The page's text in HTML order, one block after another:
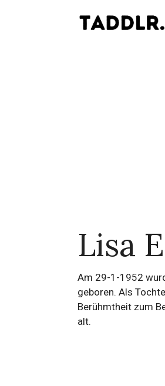
Lisa
Am 29-1-1952
geboren. Als
Berühmtheit zum
alt.